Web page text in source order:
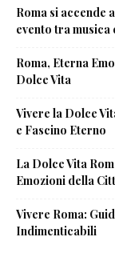
Roma si accende
evento tra musica
Roma, Eterna
Dolce Vita
Vivere la Dolce
e Fascino Eterno
La Dolce Vita
Emozioni della
Vivere Roma:
Indimenticabili